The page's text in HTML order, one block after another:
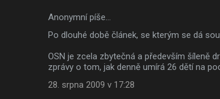
Anonymní píše…
Po dlouhé době článek, se kterým se dá
OSN je zcela zbytečná a především šíleně
zprávy o tom, jak denně umírá 26 dětí na
28. srpna 2009 v 17:28